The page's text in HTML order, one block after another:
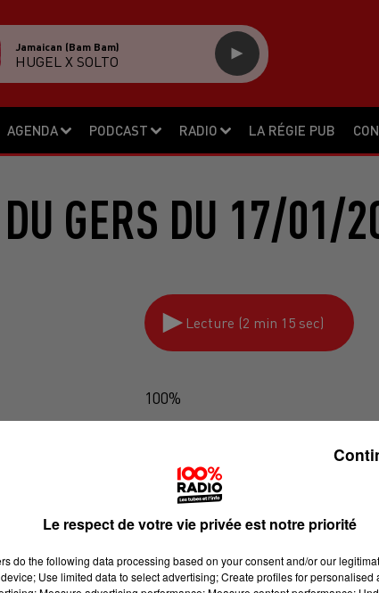
AGENDA PODCAST RADIO LA RÉGIE PUB
Jamaican (bam Bam)
HUGEL X SOLTO
GERS DU 17/01/
Lecture (2 min 15 sec)
100%
Le respect de votre vie privée est notre priorité
do the following data processing based on your consent and/or our
Use limited data to select advertising; Create profiles for personalised